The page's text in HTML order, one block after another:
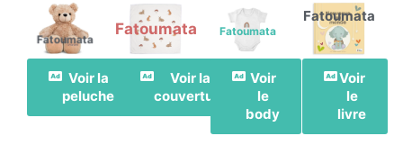
Fatoumata
Voir la
peluche
Fatoumata
Voir la
couverture
Fatoumata
Voir
le
body
Fatoumata
Voir
le
livre